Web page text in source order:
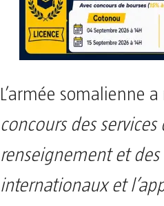
L’armée somalienne
concours des services
renseignement et des
internationaux et